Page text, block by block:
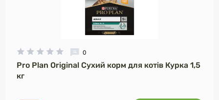
0
Pro Plan Original Сухий корм для котів Курка 1,5
кг